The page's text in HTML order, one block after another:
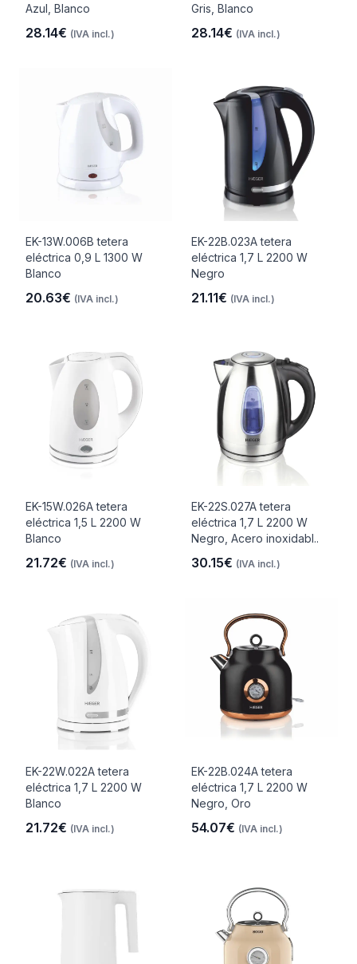
Azul, Blanco
28.14€ (IVA incl.)
Gris, Blanco
28.14€ (IVA incl.)
EK-13W.006B tetera
eléctrica 0,9 L 1300 W
Blanco
20.63€ (IVA incl.)
EK-22B.023A tetera
eléctrica 1,7 L 2200 W
Negro
21.11€ (IVA incl.)
EK-15W.026A tetera
eléctrica 1,5 L 2200 W
Blanco
21.72€ (IVA incl.)
EK-22S.027A tetera
eléctrica 1,7 L 2200 W
Negro, Acero inoxidabl..
30.15€ (IVA incl.)
EK-22W.022A tetera
eléctrica 1,7 L 2200 W
Blanco
21.72€ (IVA incl.)
EK-22B.024A tetera
eléctrica 1,7 L 2200 W
Negro, Oro
54.07€ (IVA incl.)